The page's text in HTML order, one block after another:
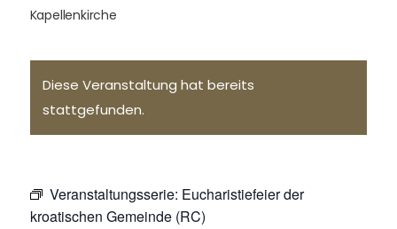
Kapellenkirche
Diese Veranstaltung hat bereits
stattgefunden.
Veranstaltungsserie: Eucharistiefeier der
kroatischen Gemeinde (RC)